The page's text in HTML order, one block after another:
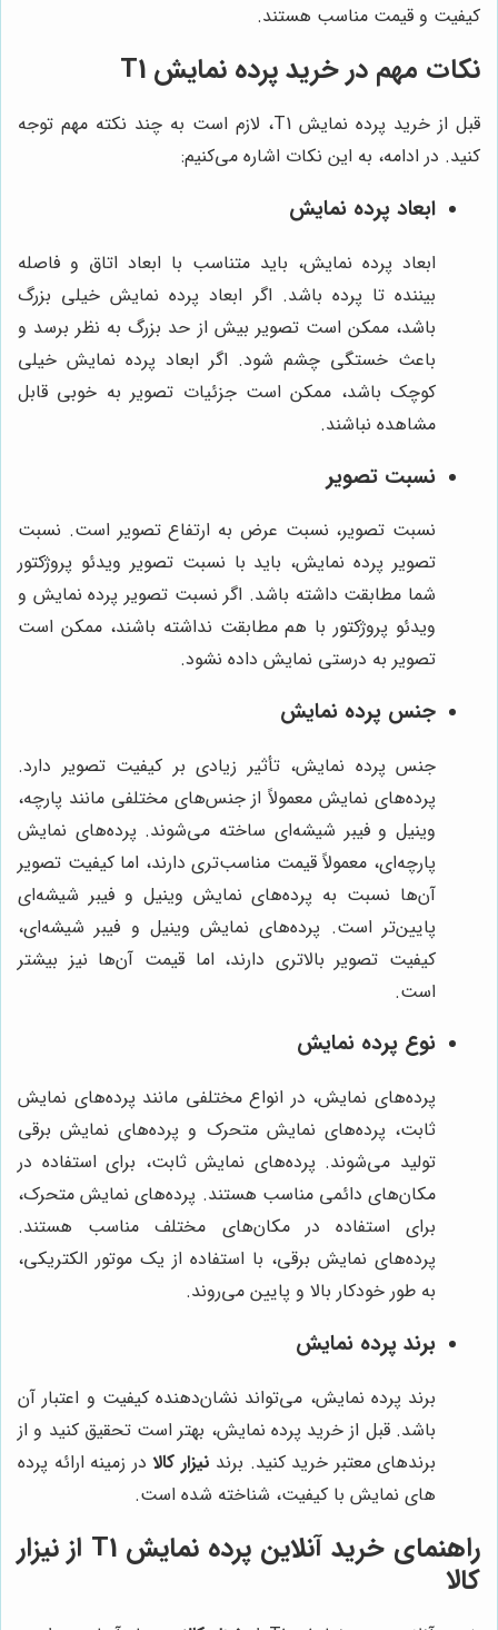
کیفیت و قیمت مناسب هستند.
نکات مهم در خرید پرده نمایش T1
قبل از خرید پرده نمایش T1، لازم است به چند نکته مهم توجه
کنید. در ادامه، به این نکات اشاره می‌کنیم:
ابعاد پرده نمایش
ابعاد پرده نمایش، باید متناسب با ابعاد اتاق و فاصله
بیننده تا پرده باشد. اگر ابعاد پرده نمایش خیلی بزرگ
باشد، ممکن است تصویر بیش از حد بزرگ به نظر برسد و
باعث خستگی چشم شود. اگر ابعاد پرده نمایش خیلی
کوچک باشد، ممکن است جزئیات تصویر به خوبی قابل
مشاهده نباشند.
نسبت تصویر
نسبت تصویر، نسبت عرض به ارتفاع تصویر است. نسبت
تصویر پرده نمایش، باید با نسبت تصویر ویدئو پروژکتور
شما مطابقت داشته باشد. اگر نسبت تصویر پرده نمایش و
ویدئو پروژکتور با هم مطابقت نداشته باشند، ممکن است
تصویر به درستی نمایش داده نشود.
جنس پرده نمایش
جنس پرده نمایش، تأثیر زیادی بر کیفیت تصویر دارد.
پرده‌های نمایش معمولاً از جنس‌های مختلفی مانند پارچه،
وینیل و فیبر شیشه‌ای ساخته می‌شوند. پرده‌های نمایش
پارچه‌ای، معمولاً قیمت مناسب‌تری دارند، اما کیفیت تصویر
آن‌ها نسبت به پرده‌های نمایش وینیل و فیبر شیشه‌ای
پایین‌تر است. پرده‌های نمایش وینیل و فیبر شیشه‌ای،
کیفیت تصویر بالاتری دارند، اما قیمت آن‌ها نیز بیشتر
است.
نوع پرده نمایش
پرده‌های نمایش، در انواع مختلفی مانند پرده‌های نمایش
ثابت، پرده‌های نمایش متحرک و پرده‌های نمایش برقی
تولید می‌شوند. پرده‌های نمایش ثابت، برای استفاده در
مکان‌های دائمی مناسب هستند. پرده‌های نمایش متحرک،
برای استفاده در مکان‌های مختلف مناسب هستند.
پرده‌های نمایش برقی، با استفاده از یک موتور الکتریکی،
به طور خودکار بالا و پایین می‌روند.
برند پرده نمایش
برند پرده نمایش، می‌تواند نشان‌دهنده کیفیت و اعتبار آن
باشد. قبل از خرید پرده نمایش، بهتر است تحقیق کنید و از
برندهای معتبر خرید کنید. برند نیزار کالا در زمینه ارائه پرده
های نمایش با کیفیت، شناخته شده است.
راهنمای خرید آنلاین پرده نمایش T1 از نیزار
کالا